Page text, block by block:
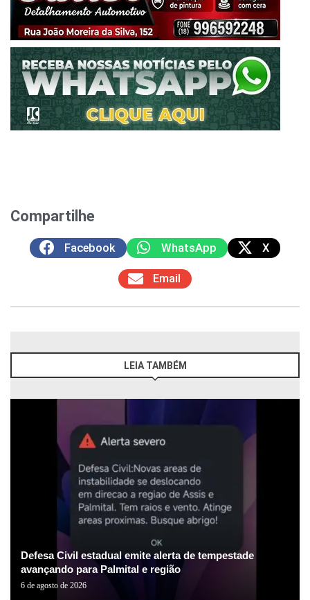
Compartilhe
Facebook WhatsApp X
Email
LEIA TAMBÉM
Defesa Civil estadual emite alerta de tempestade
avançando para Palmital e região
6 de agosto de 2026